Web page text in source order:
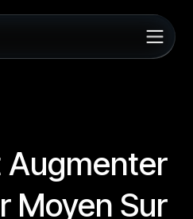
Augmenter
Moyen Sur